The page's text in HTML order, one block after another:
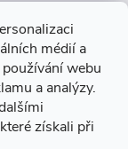
médií a
webu
a analýzy.
získali při